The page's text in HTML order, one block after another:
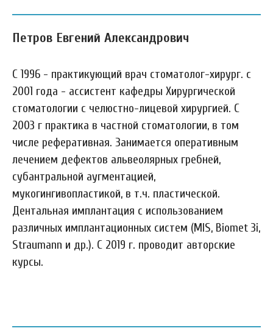
Петров Евгений Александрович
С 1996 - практикующий врач стоматолог-хирург. с
2001 года - ассистент кафедры Хирургической
стоматологии с челюстно-лицевой хирургией. С
2003 г практика в частной стоматологии, в том
числе реферативная. Занимается оперативным
лечением дефектов альвеолярных гребней,
субантральной аугментацией,
мукогингивопластикой, в т.ч. пластической.
Дентальная имплантация с использованием
различных имплантационных систем (MIS, Biomet 3i,
Straumann и др.). С 2019 г. проводит авторские
курсы.